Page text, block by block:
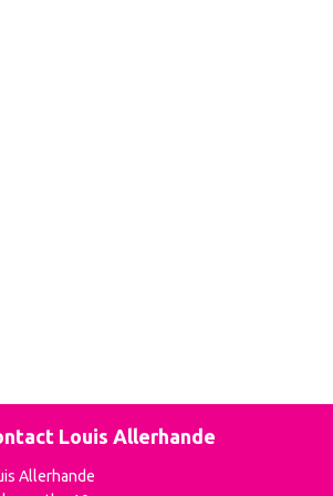
Louis Allerhande
Allerhande